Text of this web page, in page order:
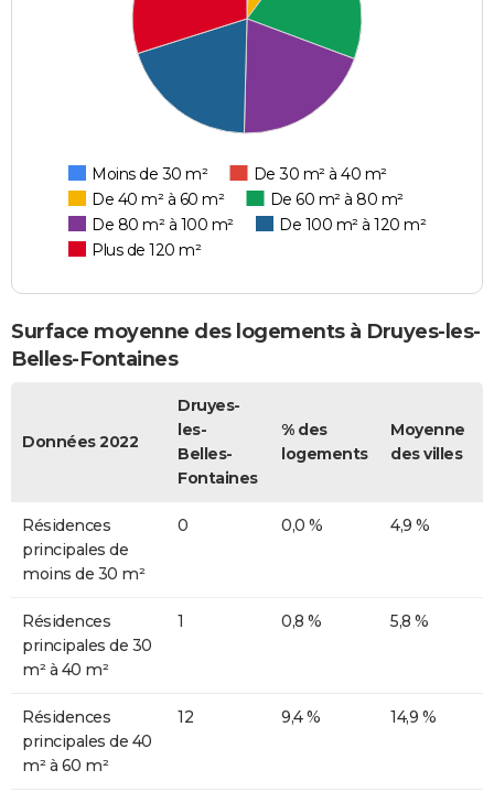
Moins de 30 m²
De 30 m² à 40 m²
De 40 m² à 60 m²
De 60 m² à 80 m²
De 80 m² à 100 m²
De 100 m² à 120 m²
Plus de 120 m²
Surface moyenne des logements à Druyes-les-
Belles-Fontaines
Données 2022
Druyes-
les-
Belles-
Fontaines
% des
logements
Moyenne
des villes
Résidences
principales de
moins de 30 m²
0 0,0 % 4,9 %
Résidences
principales de 30
m² à 40 m²
1 0,8 % 5,8 %
Résidences
principales de 40
m² à 60 m²
12 9,4 % 14,9 %